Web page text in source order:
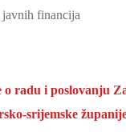
financija
o radu i poslovanju
srijemske